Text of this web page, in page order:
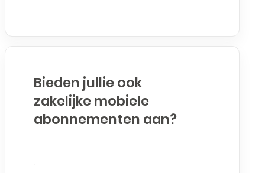
Bieden jullie ook
zakelijke mobiele
abonnementen aan?